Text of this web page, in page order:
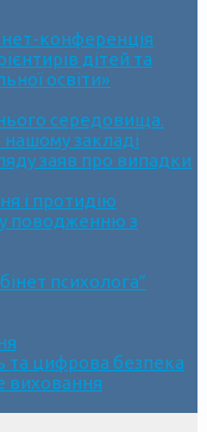
конференція
дітей та
освіти»
середовища.
нашому закладі
заяв про випадки
і протидію
поводженню з
психолога”
та цифрова безпека
виховання